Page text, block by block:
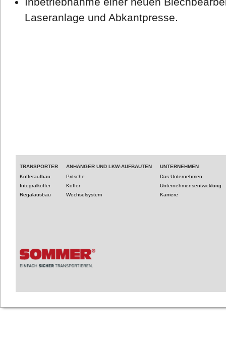
Laseranlage und Abkantpresse.
TRANSPORTER
Kofferaufbau
Integralkoffer
Regalausbau
ANHÄNGER UND LKW-AUFBAUTEN
Pritsche
Koffer
Wechselsystem
UNTERNEHMEN
Das Unternehmen
Unternehmensentwicklung
Karriere